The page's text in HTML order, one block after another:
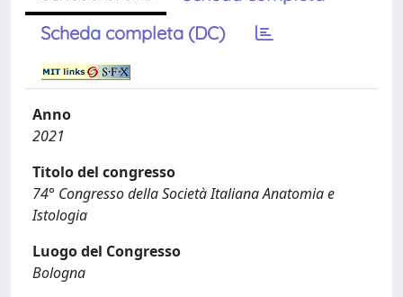
Scheda completa (DC)
Anno
2021
Titolo del congresso
74° Congresso della Società Italiana Anatomia e
Istologia
Luogo del Congresso
Bologna